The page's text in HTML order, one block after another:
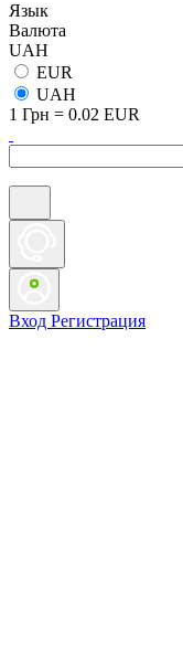
Язык
Валюта
UAH
EUR
UAH
1 Грн = 0.02 EUR
Вход Регистрация